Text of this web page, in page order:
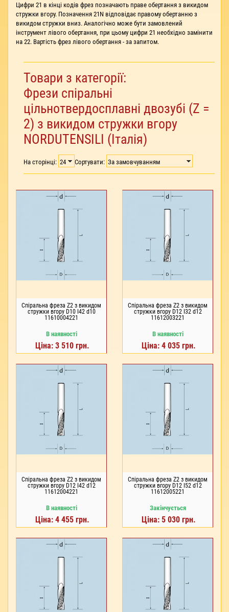
Цифри 21 в кінці кодів фрез позначають праве обертання з викидом
стружки вгору. Позначення 21N відповідає правому обертанню з
викидом стружки вниз. Аналогічно може бути замовлений
інструмент лівого обертання, при цьому цифри 21 необхідно замінити
на 22. Вартість фрез лівого обертання - за запитом.
Товари з категорії:
Фрези спіральні
цільнотвердосплавні двозубі (Z =
2) з викидом стружки вгору
NORDUTENSILI (Італія)
На сторінці: Сортувати:
Спіральна фреза Z2 з викидом
стружки вгору D10 I42 d10
11610004221
В наявності
Ціна: 3 510 грн.
Спіральна фреза Z2 з викидом
стружки вгору D12 I32 d12
11612003221
В наявності
Ціна: 4 035 грн.
Спіральна фреза Z2 з викидом
стружки вгору D12 I42 d12
11612004221
В наявності
Ціна: 4 455 грн.
Спіральна фреза Z2 з викидом
стружки вгору D12 I52 d12
11612005221
Закінчується
Ціна: 5 030 грн.